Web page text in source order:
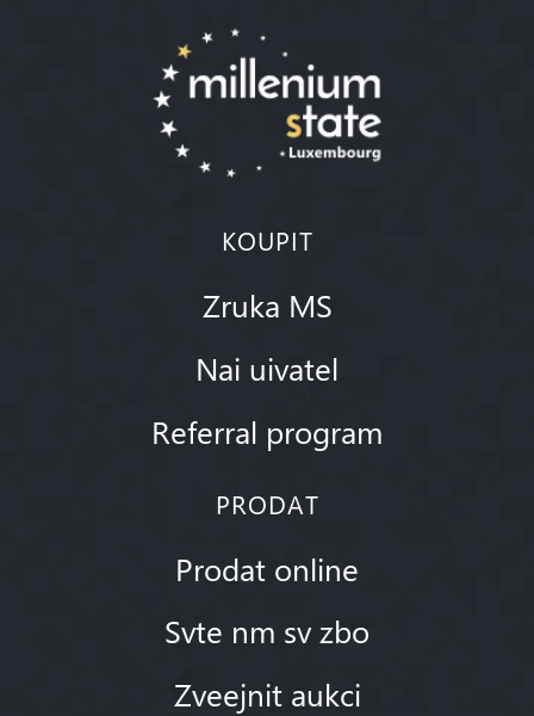
KOUPIT
Zruka MS
Nai uivatel
Referral program
PRODAT
Prodat online
Svte nm sv zbo
Zveejnit aukci